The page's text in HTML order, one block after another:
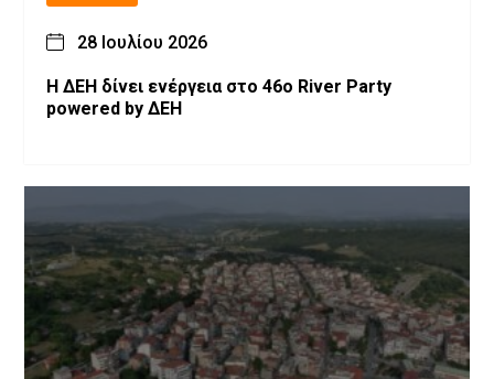
28 Ιουλίου 2026
Η ΔΕΗ δίνει ενέργεια στο 46ο River Party
powered by ΔΕΗ